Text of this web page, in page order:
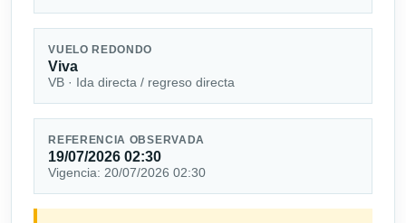
VUELO REDONDO
Viva
VB · Ida directa / regreso directa
REFERENCIA OBSERVADA
19/07/2026 02:30
Vigencia: 20/07/2026 02:30